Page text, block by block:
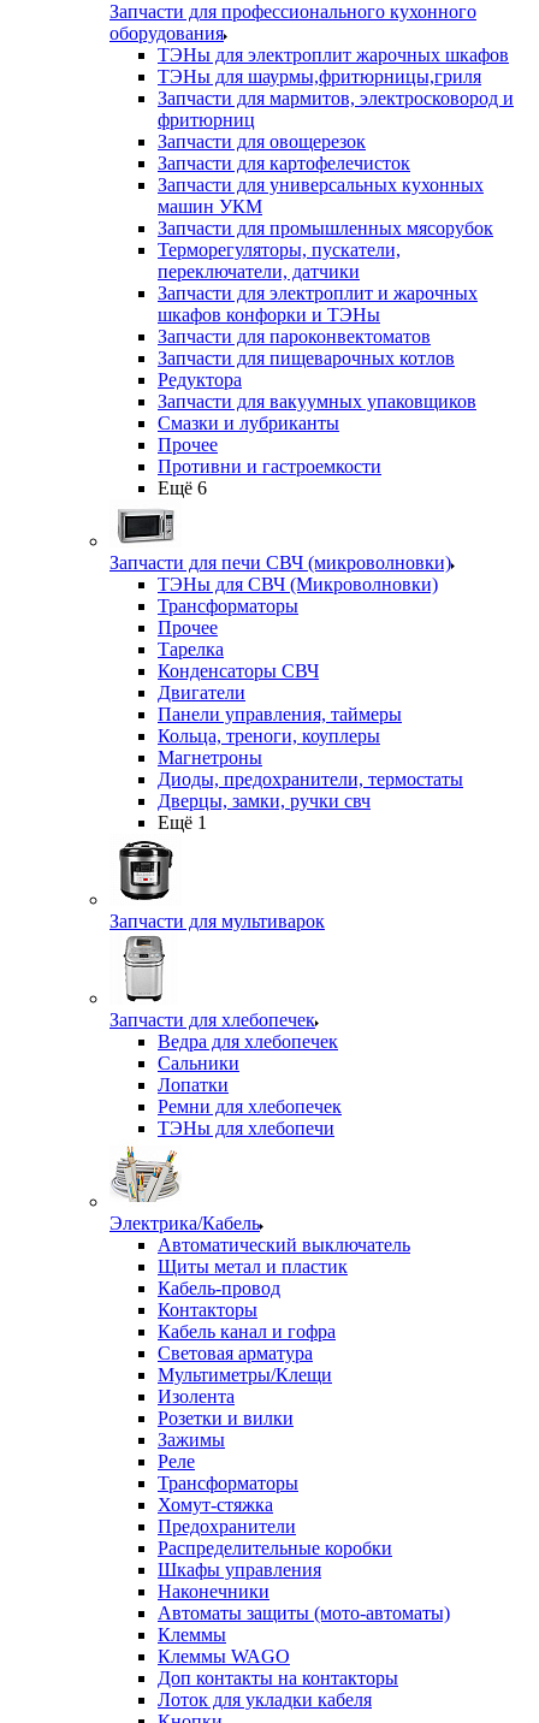
Запчасти для профессионального кухонного
оборудования
ТЭНы для электроплит жарочных шкафов
ТЭНы для шаурмы,фритюрницы,гриля
Запчасти для мармитов, электросковород и
фритюрниц
Запчасти для овощерезок
Запчасти для картофелечисток
Запчасти для универсальных кухонных
машин УКМ
Запчасти для промышленных мясорубок
Терморегуляторы, пускатели,
переключатели, датчики
Запчасти для электроплит и жарочных
шкафов конфорки и ТЭНы
Запчасти для пароконвектоматов
Запчасти для пищеварочных котлов
Редуктора
Запчасти для вакуумных упаковщиков
Смазки и лубриканты
Прочее
Противни и гастроемкости
Ещё 6
Запчасти для печи СВЧ (микроволновки)
ТЭНы для СВЧ (Микроволновки)
Трансформаторы
Прочее
Тарелка
Конденсаторы СВЧ
Двигатели
Панели управления, таймеры
Кольца, треноги, коуплеры
Магнетроны
Диоды, предохранители, термостаты
Дверцы, замки, ручки свч
Ещё 1
Запчасти для мультиварок
Запчасти для хлебопечек
Ведра для хлебопечек
Сальники
Лопатки
Ремни для хлебопечек
ТЭНы для хлебопечи
Электрика/Кабель
Автоматический выключатель
Щиты метал и пластик
Кабель-провод
Контакторы
Кабель канал и гофра
Световая арматура
Мультиметры/Клещи
Изолента
Розетки и вилки
Зажимы
Реле
Трансформаторы
Хомут-стяжка
Предохранители
Распределительные коробки
Шкафы управления
Наконечники
Автоматы защиты (мото-автоматы)
Клеммы
Клеммы WAGO
Доп контакты на контакторы
Лоток для укладки кабеля